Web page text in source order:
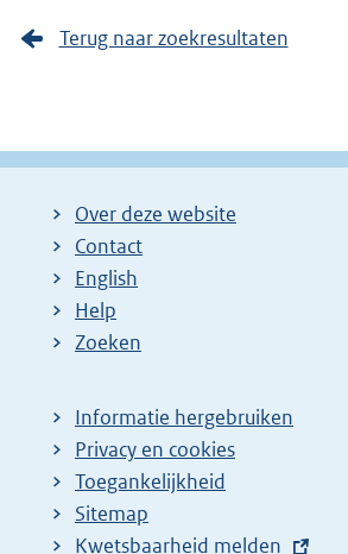
Terug naar zoekresultaten
Over deze website
Contact
English
Help
Zoeken
Informatie hergebruiken
Privacy en cookies
Toegankelijkheid
Sitemap
E
Kwetsbaarheid melden